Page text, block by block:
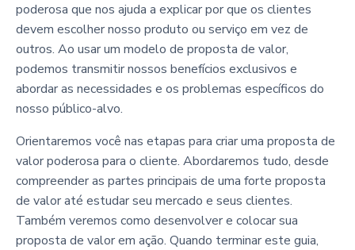
poderosa que nos ajuda a explicar por que os clientes
devem escolher nosso produto ou serviço em vez de
outros. Ao usar um modelo de proposta de valor,
podemos transmitir nossos benefícios exclusivos e
abordar as necessidades e os problemas específicos do
nosso público-alvo.
Orientaremos você nas etapas para criar uma proposta de
valor poderosa para o cliente. Abordaremos tudo, desde
compreender as partes principais de uma forte proposta
de valor até estudar seu mercado e seus clientes.
Também veremos como desenvolver e colocar sua
proposta de valor em ação. Quando terminar este guia,